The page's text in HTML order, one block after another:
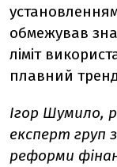
обмежував
ліміт
плавний
Ігор Шумило,
експерт груп
реформи